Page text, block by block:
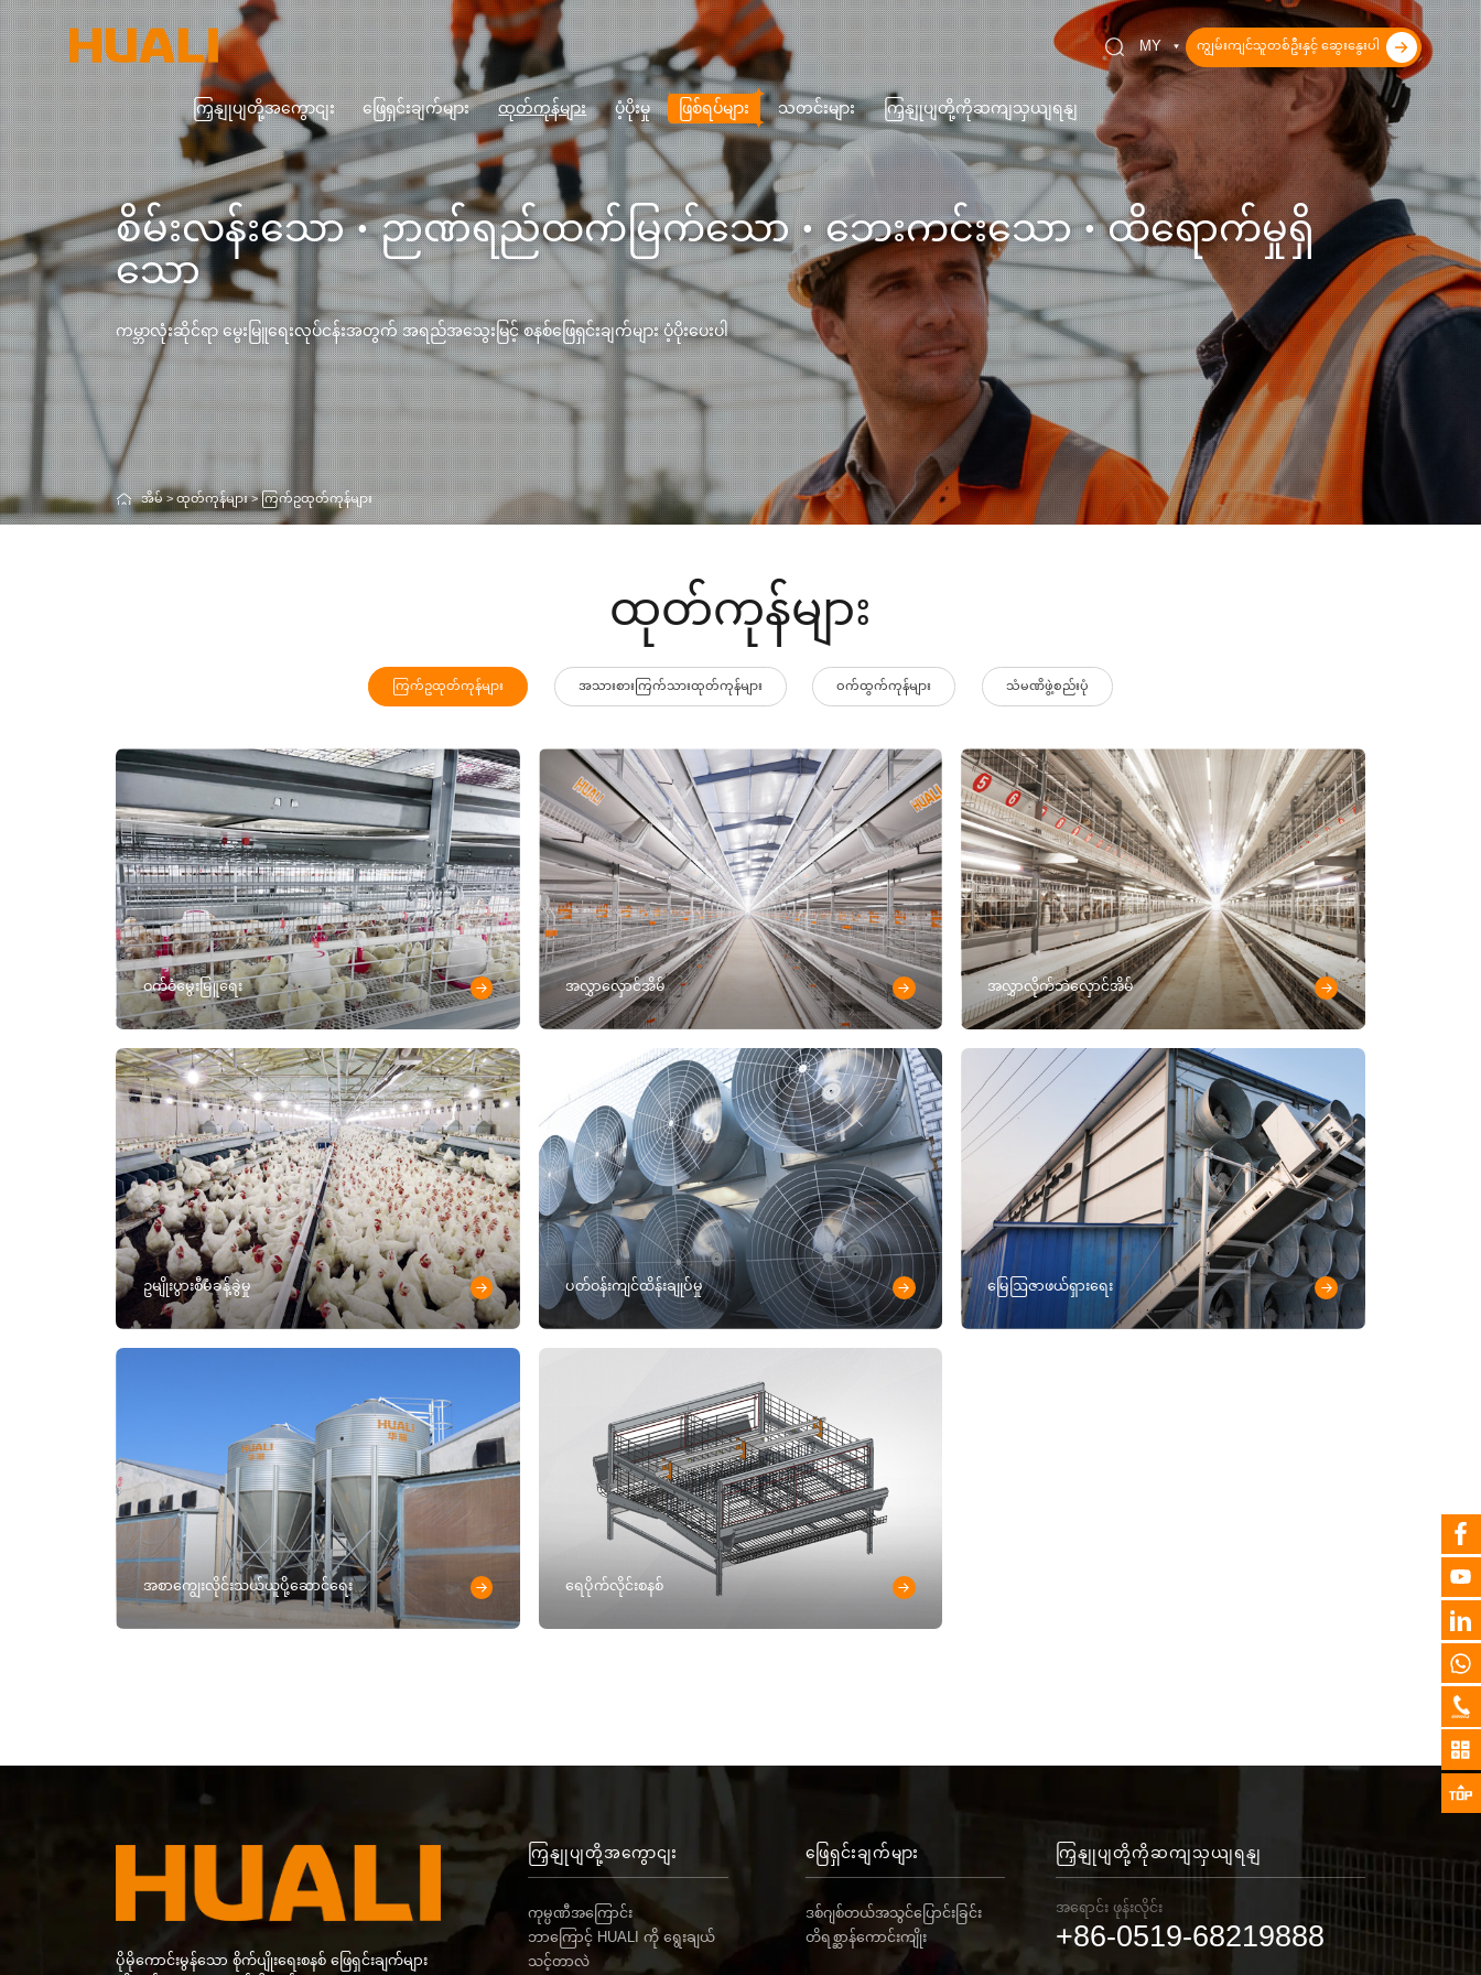
ကျွမ်းကျင်သူတစ်ဦးနှင့် ဆွေးနွေးပါ
MY
ကြှနျုပျတို့အကွောငျး ဖြေရှင်းချက်များ ထုတ်ကုန်များ ပံ့ပိုးမှု ဖြစ်ရပ်များ သတင်းများ ကြှနျုပျတို့ကိုဆကျသှယျရနျ
စိမ်းလန်းသော · ဉာဏ်ရည်ထက်မြက်သော · ဘေးကင်းသော · ထိရောက်မှုရှိ
သော
ကမ္ဘာလုံးဆိုင်ရာ မွေးမြူရေးလုပ်ငန်းအတွက် အရည်အသွေးမြင့် စနစ်ဖြေရှင်းချက်များ ပံ့ပိုးပေးပါ
အိမ်>ထုတ်ကုန်များ>ကြက်ဥထုတ်ကုန်များ
ထုတ်ကုန်များ
ကြက်ဥထုတ်ကုန်များ အသားစားကြက်သားထုတ်ကုန်များ ဝက်ထွက်ကုန်များ သံမဏိဖွဲ့စည်းပုံ
ဝက်ဝံမွေးမြူရေး အလွှာလှောင်အိမ် အလွှာလိုက်ဘဲလှောင်အိမ်
ဥမျိုးပွားစီမံခန့်ခွဲမှု ပတ်ဝန်းကျင်ထိန်းချုပ်မှု မြေဩဇာဖယ်ရှားရေး
အစာကျွေးလိုင်းသယ်ယူပို့ဆောင်ရေး ရေပိုက်လိုင်းစနစ်
ပိုမိုကောင်းမွန်သော စိုက်ပျိုးရေးစနစ် ဖြေရှင်းချက်များ
ကြှနျုပျတို့အကွောငျး
ကုမ္ပဏီအကြောင်း
ဘာကြောင့် HUALI ကို ရွေးချယ်
သင့်တာလဲ
ဖြေရှင်းချက်များ
ဒစ်ဂျစ်တယ်အသွင်ပြောင်းခြင်း
တိရစ္ဆာန်ကောင်းကျိုး
ကြှနျုပျတို့ကိုဆကျသှယျရနျ
အရောင်း ဖုန်းလိုင်း
+86-0519-68219888